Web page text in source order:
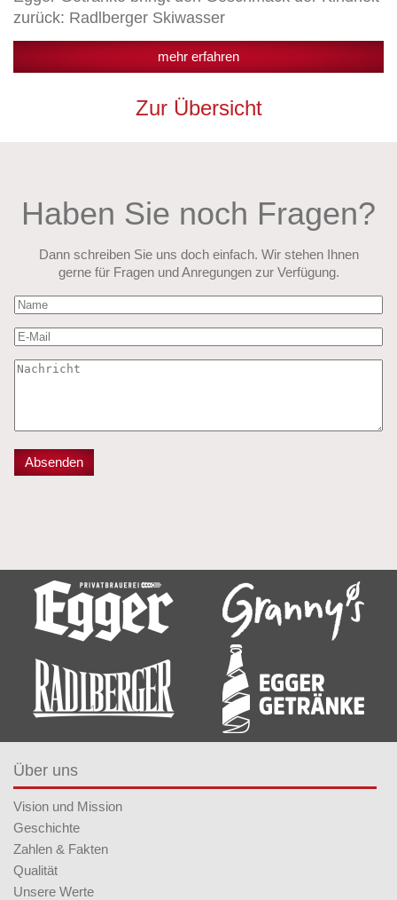
zurück: Radlberger Skiwasser
mehr erfahren
Zur Übersicht
Haben Sie noch Fragen?
Dann schreiben Sie uns doch einfach. Wir stehen Ihnen
gerne für Fragen und Anregungen zur Verfügung.
Über uns
Vision und Mission
Geschichte
Zahlen & Fakten
Qualität
Unsere Werte